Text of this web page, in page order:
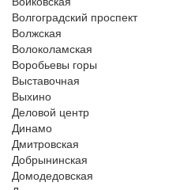
Волгоградский проспект
Волжская
Волоколамская
Воробьевы горы
Выставочная
Выхино
Деловой центр
Динамо
Дмитровская
Добрынинская
Домодедовская